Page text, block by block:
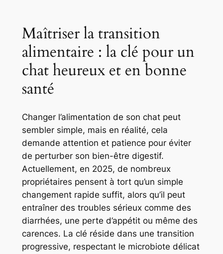
Maîtriser la transition
alimentaire : la clé pour un
chat heureux et en bonne
santé
Changer l’alimentation de son chat peut
sembler simple, mais en réalité, cela
demande attention et patience pour éviter
de perturber son bien-être digestif.
Actuellement, en 2025, de nombreux
propriétaires pensent à tort qu’un simple
changement rapide suffit, alors qu’il peut
entraîner des troubles sérieux comme des
diarrhées, une perte d’appétit ou même des
carences. La clé réside dans une transition
progressive, respectant le microbiote délicat